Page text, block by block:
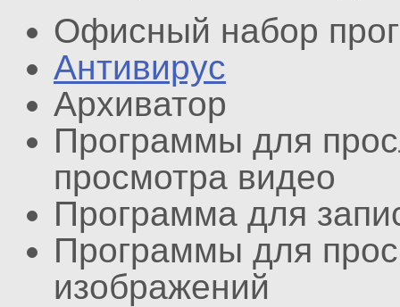
Офисный набор
Антивирус
Архиватор
Программы для
просмотра видео
Программа для
Программы для
изображений